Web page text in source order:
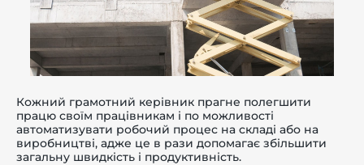
Кожний грамотний керівник прагне полегшити
працю своїм працівникам і по можливості
автоматизувати робочий процес на складі або на
виробництві, адже це в рази допомагає збільшити
загальну швидкість і продуктивність.